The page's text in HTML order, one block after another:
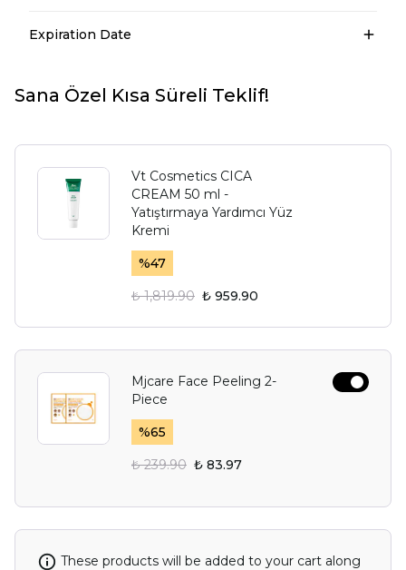
Expiration Date
Sana Özel Kısa Süreli Teklif!
Vt Cosmetics CICA
CREAM 50 ml -
Yatıştırmaya Yardımcı Yüz
Kremi
%47
₺ 1,819.90 ₺ 959.90
Mjcare Face Peeling 2-
Piece
%65
₺ 239.90 ₺ 83.97
These products will be added to your cart along